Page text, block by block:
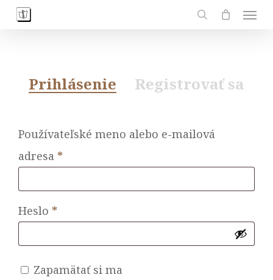
Skip
Prihlásenie Registrovať sa
Používateľské meno alebo e-mailová
adresa *Povinné
Heslo *Povinné
Zapamätať si ma